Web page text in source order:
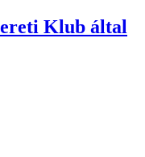
Klub által